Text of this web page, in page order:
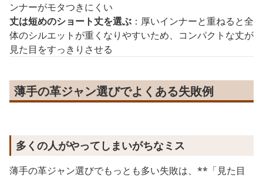
ンナーがモタつきにくい
丈は短めのショート丈を選ぶ ：厚いインナーと重ねると全
体のシルエットが重くなりやすいため、コンパクトな丈が
見た目をすっきりさせる
薄手の革ジャン選びでよくある失敗例
多くの人がやってしまいがちなミス
薄手の革ジャン選びでもっとも多い失敗は、**「見た目